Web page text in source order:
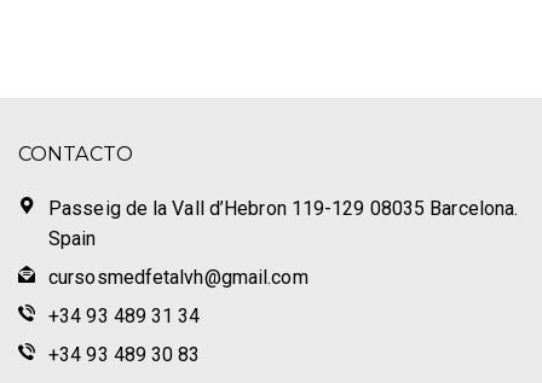
CONTACTO
Passeig de la Vall d’Hebron 119-129 08035 Barcelona.
Spain
cursosmedfetalvh@gmail.com
+34 93 489 31 34
+34 93 489 30 83